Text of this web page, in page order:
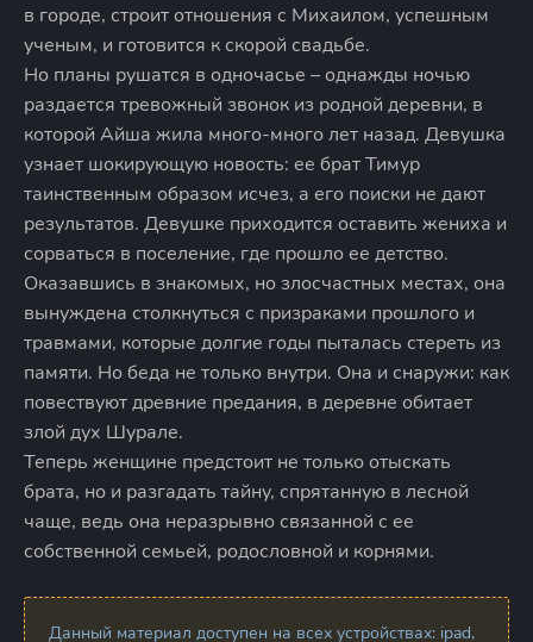
в городе, строит отношения с Михаилом, успешным
ученым, и готовится к скорой свадьбе.
Но планы рушатся в одночасье – однажды ночью
раздается тревожный звонок из родной деревни, в
которой Айша жила много-много лет назад. Девушка
узнает шокирующую новость: ее брат Тимур
таинственным образом исчез, а его поиски не дают
результатов. Девушке приходится оставить жениха и
сорваться в поселение, где прошло ее детство.
Оказавшись в знакомых, но злосчастных местах, она
вынуждена столкнуться с призраками прошлого и
травмами, которые долгие годы пыталась стереть из
памяти. Но беда не только внутри. Она и снаружи: как
повествуют древние предания, в деревне обитает
злой дух Шурале.
Теперь женщине предстоит не только отыскать
брата, но и разгадать тайну, спрятанную в лесной
чаще, ведь она неразрывно связанной с ее
собственной семьей, родословной и корнями.
Данный материал доступен на всех устройствах: ipad,